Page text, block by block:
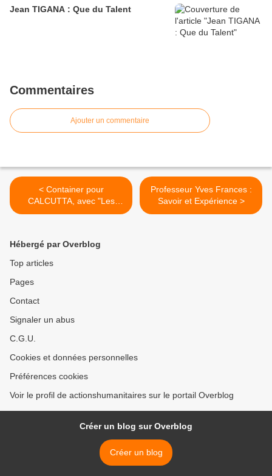
Jean TIGANA : Que du Talent
Commentaires
Ajouter un commentaire
< Container pour
CALCUTTA, avec "Les
Mains du Monde"
Professeur Yves Frances :
Savoir et Expérience >
Hébergé par Overblog
Top articles
Pages
Contact
Signaler un abus
C.G.U.
Cookies et données personnelles
Préférences cookies
Voir le profil de actionshumanitaires sur le portail Overblog
Créer un blog sur Overblog
Créer un blog